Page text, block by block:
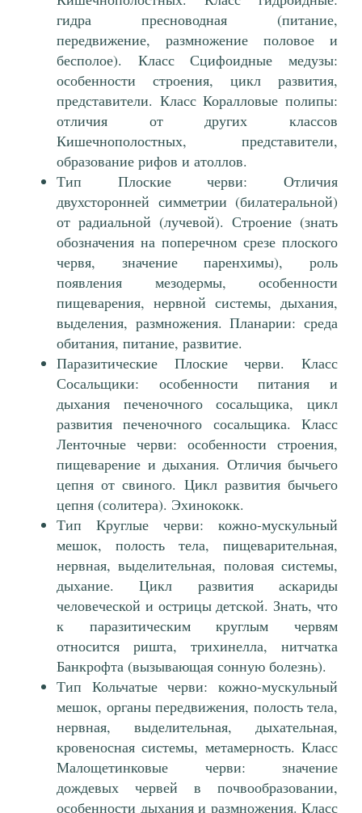
гидра пресноводная (питание,
передвижение, размножение половое и
бесполое). Класс Сцифоидные медузы:
особенности строения, цикл развития,
представители. Класс Коралловые полипы:
отличия от других классов
Кишечнополостных, представители,
образование рифов и атоллов.
Тип Плоские черви: Отличия
двухсторонней симметрии (билатеральной)
от радиальной (лучевой). Строение (знать
обозначения на поперечном срезе плоского
червя, значение паренхимы), роль
появления мезодермы, особенности
пищеварения, нервной системы, дыхания,
выделения, размножения. Планарии: среда
обитания, питание, развитие.
Паразитические Плоские черви. Класс
Сосальщики: особенности питания и
дыхания печеночного сосальщика, цикл
развития печеночного сосальщика. Класс
Ленточные черви: особенности строения,
пищеварение и дыхания. Отличия бычьего
цепня от свиного. Цикл развития бычьего
цепня (солитера). Эхинококк.
Тип Круглые черви: кожно-мускульный
мешок, полость тела, пищеварительная,
нервная, выделительная, половая системы,
дыхание. Цикл развития аскариды
человеческой и острицы детской. Знать, что
к паразитическим круглым червям
относится ришта, трихинелла, нитчатка
Банкрофта (вызывающая сонную болезнь).
Тип Кольчатые черви: кожно-мускульный
мешок, органы передвижения, полость тела,
нервная, выделительная, дыхательная,
кровеносная системы, метамерность. Класс
Малощетинковые черви: значение
дождевых червей в почвообразовании,
особенности дыхания и размножения. Класс